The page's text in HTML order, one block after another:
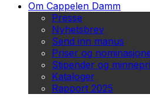
Om Cappelen Damm
Presse
Nyhetsbrev
Send inn manus
Priser og
Stipender og
Kataloger
Rapport 2025